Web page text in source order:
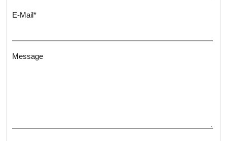
E-Mail*
Message